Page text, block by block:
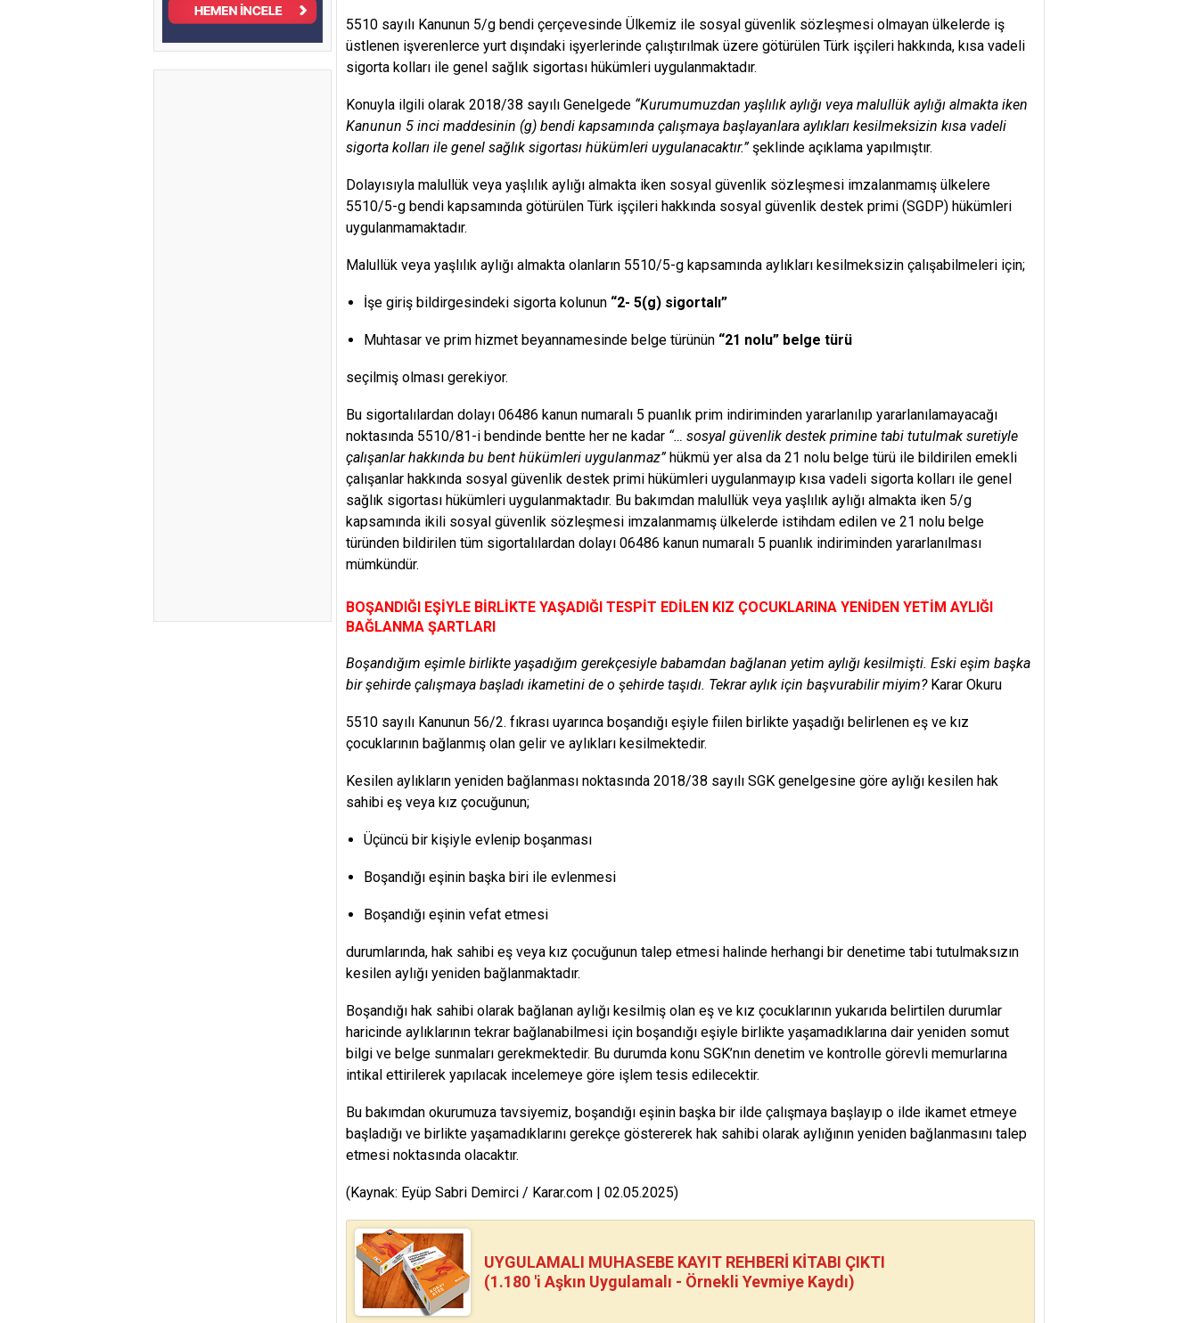
5510 sayılı Kanunun 5/g bendi çerçevesinde Ülkemiz ile sosyal güvenlik sözleşmesi olmayan ülkelerde iş
üstlenen işverenlerce yurt dışındaki işyerlerinde çalıştırılmak üzere götürülen Türk işçileri hakkında, kısa vadeli
sigorta kolları ile genel sağlık sigortası hükümleri uygulanmaktadır.
Konuyla ilgili olarak 2018/38 sayılı Genelgede “Kurumumuzdan yaşlılık aylığı veya malullük aylığı almakta iken
Kanunun 5 inci maddesinin (g) bendi kapsamında çalışmaya başlayanlara aylıkları kesilmeksizin kısa vadeli
sigorta kolları ile genel sağlık sigortası hükümleri uygulanacaktır.”şeklinde açıklama yapılmıştır.
Dolayısıyla malullük veya yaşlılık aylığı almakta iken sosyal güvenlik sözleşmesi imzalanmamış ülkelere
5510/5-g bendi kapsamında götürülen Türk işçileri hakkında sosyal güvenlik destek primi (SGDP) hükümleri
uygulanmamaktadır.
Malullük veya yaşlılık aylığı almakta olanların 5510/5-g kapsamında aylıkları kesilmeksizin çalışabilmeleri için;
İşe giriş bildirgesindeki sigorta kolunun “2- 5(g) sigortalı”
Muhtasar ve prim hizmet beyannamesinde belge türünün “21 nolu” belge türü
seçilmiş olması gerekiyor.
Bu sigortalılardan dolayı 06486 kanun numaralı 5 puanlık prim indiriminden yararlanılıp yararlanılamayacağı
noktasında 5510/81-i bendinde bentte her ne kadar “… sosyal güvenlik destek primine tabi tutulmak suretiyle
çalışanlar hakkında bu bent hükümleri uygulanmaz”hükmü yer alsa da 21 nolu belge türü ile bildirilen emekli
çalışanlar hakkında sosyal güvenlik destek primi hükümleri uygulanmayıp kısa vadeli sigorta kolları ile genel
sağlık sigortası hükümleri uygulanmaktadır. Bu bakımdan malullük veya yaşlılık aylığı almakta iken 5/g
kapsamında ikili sosyal güvenlik sözleşmesi imzalanmamış ülkelerde istihdam edilen ve 21 nolu belge
türünden bildirilen tüm sigortalılardan dolayı 06486 kanun numaralı 5 puanlık indiriminden yararlanılması
mümkündür.
BOŞANDIĞI EŞİYLE BİRLİKTE YAŞADIĞI TESPİT EDİLEN KIZ ÇOCUKLARINA YENİDEN YETİM AYLIĞI
BAĞLANMA ŞARTLARI
Boşandığım eşimle birlikte yaşadığım gerekçesiyle babamdan bağlanan yetim aylığı kesilmişti. Eski eşim başka
bir şehirde çalışmaya başladı ikametini de o şehirde taşıdı. Tekrar aylık için başvurabilir miyim?Karar Okuru
5510 sayılı Kanunun 56/2. fıkrası uyarınca boşandığı eşiyle fiilen birlikte yaşadığı belirlenen eş ve kız
çocuklarının bağlanmış olan gelir ve aylıkları kesilmektedir.
Kesilen aylıkların yeniden bağlanması noktasında 2018/38 sayılı SGK genelgesine göre aylığı kesilen hak
sahibi eş veya kız çocuğunun;
Üçüncü bir kişiyle evlenip boşanması
Boşandığı eşinin başka biri ile evlenmesi
Boşandığı eşinin vefat etmesi
durumlarında, hak sahibi eş veya kız çocuğunun talep etmesi halinde herhangi bir denetime tabi tutulmaksızın
kesilen aylığı yeniden bağlanmaktadır.
Boşandığı hak sahibi olarak bağlanan aylığı kesilmiş olan eş ve kız çocuklarının yukarıda belirtilen durumlar
haricinde aylıklarının tekrar bağlanabilmesi için boşandığı eşiyle birlikte yaşamadıklarına dair yeniden somut
bilgi ve belge sunmaları gerekmektedir. Bu durumda konu SGK’nın denetim ve kontrolle görevli memurlarına
intikal ettirilerek yapılacak incelemeye göre işlem tesis edilecektir.
Bu bakımdan okurumuza tavsiyemiz, boşandığı eşinin başka bir ilde çalışmaya başlayıp o ilde ikamet etmeye
başladığı ve birlikte yaşamadıklarını gerekçe göstererek hak sahibi olarak aylığının yeniden bağlanmasını talep
etmesi noktasında olacaktır.
(Kaynak: Eyüp Sabri Demirci / Karar.com | 02.05.2025)
UYGULAMALI MUHASEBE KAYIT REHBERİ KİTABI ÇIKTI
(1.180 'i Aşkın Uygulamalı - Örnekli Yevmiye Kaydı)